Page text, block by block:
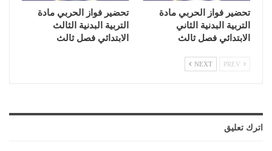
تحضير فواز الحربي مادة
التربية البدنية الثاني
الابتدائي فصل ثالث
تحضير فواز الحربي مادة
التربية البدنية الثالث
الابتدائي فصل ثالث
NEXT
اترك تعليق